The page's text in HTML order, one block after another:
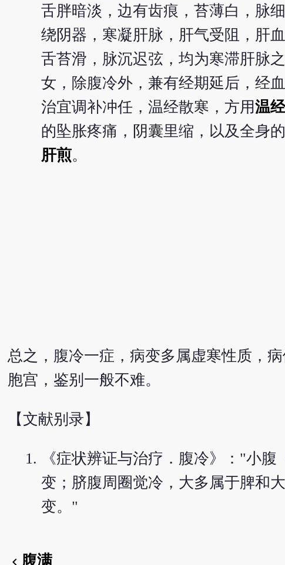
舌胖暗淡，边有齿痕，苔薄白，脉
绕阴器，寒凝肝脉，肝气受阻，肝
舌苔滑，脉沉迟弦，均为寒滞肝脉
女，除腹冷外，兼有经期延后，经
治宜调补冲任，温经散寒，方用温
的坠胀疼痛，阴囊里缩，以及全身
肝煎。
总之，腹冷一症，病变多属虚寒性质，
胞宫，鉴别一般不难。
【文献别录】
《症状辨证与治疗．腹冷》："小
变；脐腹周圈觉冷，大多属于脾和
变。"
chevron_left 腹满